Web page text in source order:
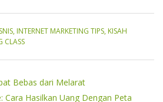
, INTERNET MARKETING TIPS, KISAH
CLASS
Bebas dari Melarat
Cara Hasilkan Uang Dengan Peta